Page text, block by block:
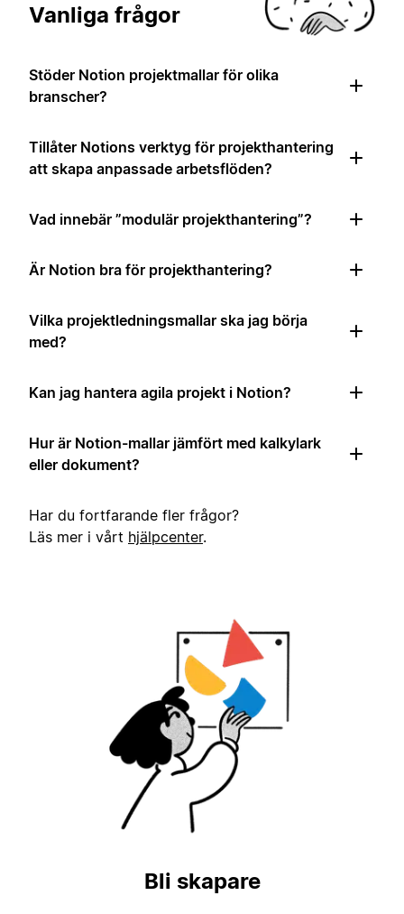
Vanliga frågor
Stöder Notion projektmallar för olika
branscher?
Tillåter Notions verktyg för projekthantering
att skapa anpassade arbetsflöden?
Vad innebär ”modulär projekthantering”?
Är Notion bra för projekthantering?
Vilka projektledningsmallar ska jag börja
med?
Kan jag hantera agila projekt i Notion?
Hur är Notion-mallar jämfört med kalkylark
eller dokument?
Har du fortfarande fler frågor?
Läs mer i vårt hjälpcenter.
Bli skapare